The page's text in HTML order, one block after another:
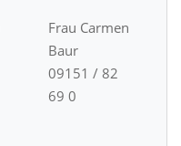
Frau Carmen
Baur
09151 / 82
69 0